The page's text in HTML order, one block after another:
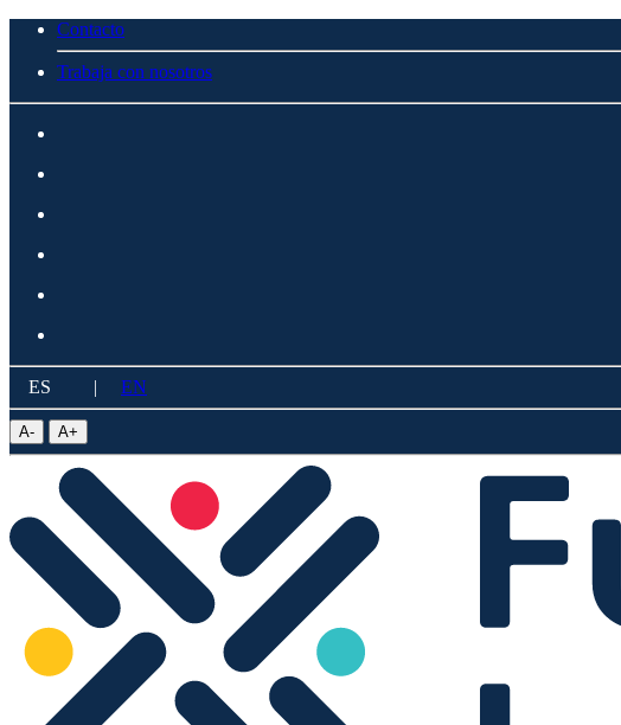
Contacto
Trabaja con nosotros
ES | EN
A- A+